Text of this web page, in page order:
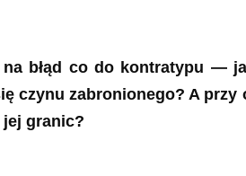
błąd co do kontratypu —
zabronionego? A przy
granic?